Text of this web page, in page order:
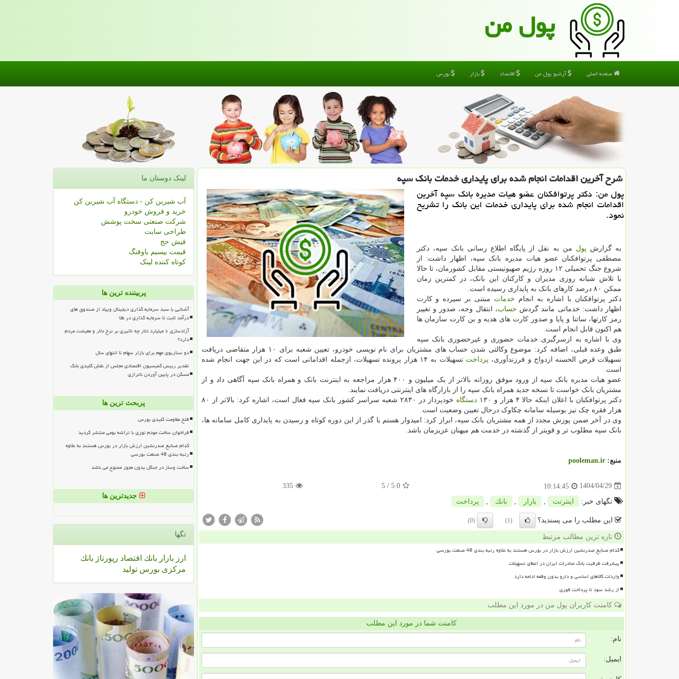
پول من
صفحه اصلی آرشیو پول من اقتصاد بازار بورس
شرح آخرین اقدامات انجام شده برای پایداری خدمات بانک سپه
پول من: دکتر پرتوافکنان عضو هیات مدیره بانک سپه آخرین
اقدامات انجام شده برای پایداری خدمات این بانک را تشریح
نمود.
به گزارش پول من به نقل از پایگاه اطلاع رسانی بانک سپه، دکتر
مصطفی پرتوافکنان عضو هیات مدیره بانک سپه، اظهار داشت: از
شروع جنگ تحمیلی ۱۲ روزه رژیم صهیونیستی مقابل کشورمان، تا حالا
با تلاش شبانه روزی مدیران و کارکنان این بانک، در کمترین زمان
ممکن ۸۰ درصد کارهای بانک به پایداری رسیده است.
دکتر پرتوافکنان با اشاره به انجام خدمات مبتنی بر سپرده و کارت
اظهار داشت: خدماتی مانند گردش حساب، انتقال وجه، صدور و تغییر
رمز کارتها، ساتنا و پایا و صدور کارت های هدیه و بن کارت سازمان ها
هم اکنون قابل انجام است.
وی با اشاره به ازسرگیری خدمات حضوری و غیرحضوری بانک سپه
طبق وعده قبلی، اضافه کرد: موضوع وکالتی شدن حساب های مشتریان برای نام نویسی خودرو، تعیین شعبه برای ۱۰ هزار متقاضی دریافت
تسهیلات قرض الحسنه ازدواج و فرزندآوری، پرداخت
تسهیلات به ۱۴ هزار پرونده تسهیلات، ازجمله اقداماتی است که در این جهت انجام شده
است.
عضو هیات مدیره بانک سپه از ورود موفق روزانه بالاتر از یک میلیون و ۴۰۰ هزار مراجعه به اینترنت بانک و همراه بانک سپه آگاهی داد و از
مشتریان بانک خواست تا نسخه جدید همراه بانک سپه را از بازارگاه های اینترنتی دریافت نمایند.
دکتر پرتوافکنان با اعلان اینکه حالا ۴ هزار و ۱۳۰
دستگاه
خودپرداز در ۲۸۳۰ شعبه سراسر کشور بانک سپه فعال است، اشاره کرد: بالاتر از ۸۰
هزار فقره چک نیز بوسیله سامانه چکاوک درحال تعیین وضعیت است.
وی در آخر ضمن پوزش مجدد از همه مشتریان بانک سپه، ابراز کرد: امیدوار هستم با گذر از این دوره کوتاه و رسیدن به پایداری کامل سامانه ها،
بانک سپه مطلوب تر و قویتر از گذشته در خدمت هم میهنان عزیزمان باشد.
منبع: pooleman.ir
1404/04/29
10:14:45
5.0
/ 5
335
تگهای خبر: اینترنت بازار بانك پرداخت
این مطلب را می پسندید؟ (1)
(0)
تازه ترین مطالب مرتبط
کدام صنایع صدرنشین ارزش بازار در بورس هستند به علاوه رتبه بندی 48 صنعت بورسی
پیشرفت ظرفیت بانک صادرات ایران در اعطای تسهیلات
واردات کالاهای اساسی و دارو بدون وقفه ادامه دارد
از رشد سود تا پرداخت فوری
کامنت کاربران پول من در مورد این مطلب
کامنت شما در مورد این مطلب
نام:
ایمیل:
لینک دوستان ما
آب شیرین کن - دستگاه آب شیرین کن
خرید و فروش خودرو
شرکت صنعتی سخت پوشش
طراحی سایت
فیش حج
قیمت بیسیم باوفنگ
کوتاه کننده لینک
پربیننده ترین ها
آشنایی با سبد سرمایه گذاری دیجیتال ویپاد از صندوق های
درآمد ثابت تا سرمایه گذاری در طلا
آزادسازی ۶ میلیارد دلار چه تاثیری بر نرخ دلار و معیشت مردم
دارد؟
دو سناریوی مهم برای بازار سهام تا انتهای سال
تقدیر رییس کمیسیون اقتصادی مجلس از نقش کلیدی بانک
مسکن در پایین آوردن ناترازی
پربحث ترین ها
فتح مقاومت کلیدی بورس
فراخوان ساخت مودم نوری با تراشه بومی منتشر گردید
کدام صنایع صدرنشین ارزش بازار در بورس هستند به علاوه
رتبه بندی 48 صنعت بورسی
ساخت وساز در جنگل بدون مجوز ممنوع می باشد
جدیدترین ها
تگها
ارز بازار بانك اقتصاد رپورتاژ بانك
مركزی بورس تولید